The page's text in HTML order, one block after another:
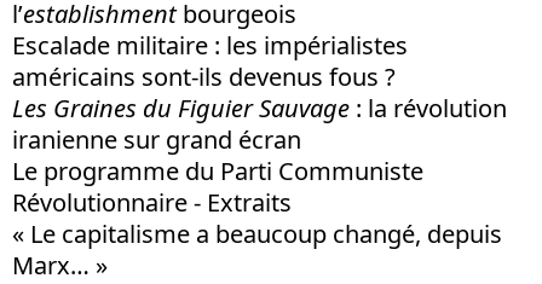
l’establishmentbourgeois
Escalade militaire : les impérialistes
américains sont-ils devenus fous ?
Les Graines du Figuier Sauvage : la révolution
iranienne sur grand écran
Le programme du Parti Communiste
Révolutionnaire - Extraits
« Le capitalisme a beaucoup changé, depuis
Marx… »